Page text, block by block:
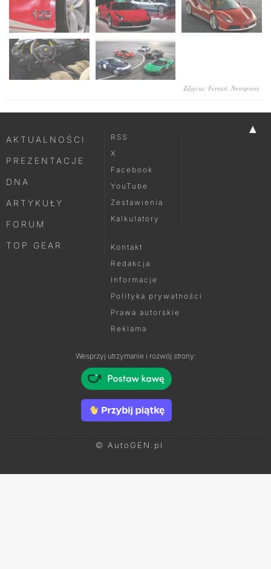
Zdjęcia: Ferrari, Newspress
▲
AKTUALNOŚCI
PREZENTACJE
DNA
ARTYKUŁY
FORUM
TOP GEAR
RSS
X
Facebook
YouTube
Zestawienia
Kalkulatory
Kontakt
Redakcja
Informacje
Polityka prywatności
Prawa autorskie
Reklama
Wesprzyj utrzymanie i rozwój strony:
© AutoGEN.pl